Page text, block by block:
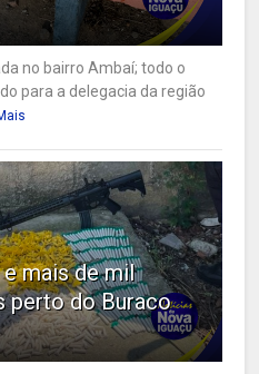
no bairro Ambaí; todo o
para a delegacia da região
mais de mil
perto do Buraco